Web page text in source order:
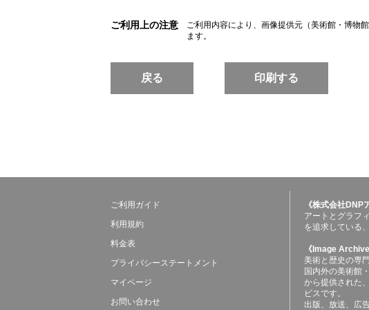
ご利用上の注意
ご利用内容により、画像提供元（美術館・博物
ます。
戻る 印刷する
ご利用ガイド
利用規約
料金表
プライバシーステートメント
マイページ
お問い合わせ
《株式会社DNP
アートとグラフ
を追求している
《Image
美術と歴史の専
国内外の美術館
から提供された
ビスです。
出版、放送、広